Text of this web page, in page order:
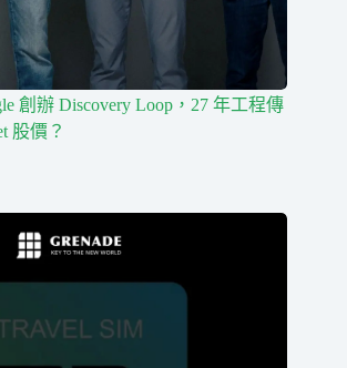
創辦 Discovery Loop，27 年工程傳
股價？